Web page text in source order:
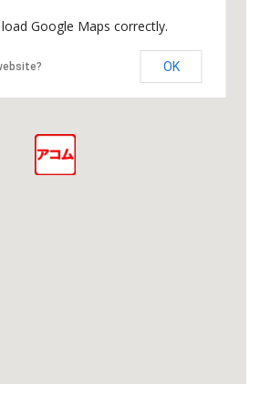
Google Maps correctly.
OK